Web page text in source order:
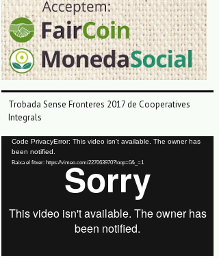
Trobada Sense Fronteres 2017 de Cooperatives
Integrals
Reproductor
vídeo
Code PrivacyError: This video isn't available. The owner has
been notified.
Baixa el fitxer: https://vimeo.com/227063970?loop=0&_=1